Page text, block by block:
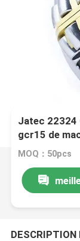
Jatec 22324
gcr15 de
MOQ：50pcs
DESCRIPTION